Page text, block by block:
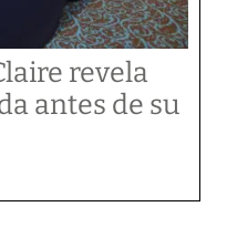
revela
antes de su